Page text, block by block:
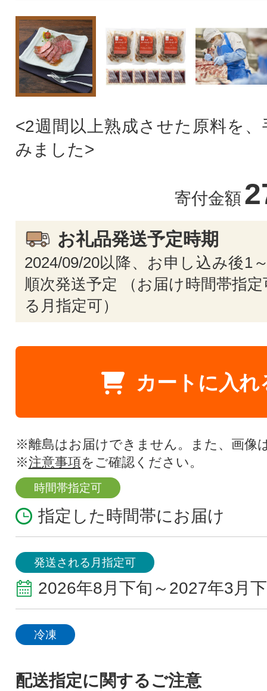
<2週間以上熟成させた原料を
みました>
寄付金額
お礼品発送予定時期
2024/09/20以降、お申し込み後1
順次発送予定 （お届け時間帯指
る月指定可）
カートに入れ
※離島はお届けできません。また、画像
※注意事項をご確認ください。
時間帯指定可
指定した時間帯にお届け
発送される月指定可
2026年8月下旬～2027年3月
冷凍
配送指定に関するご注意